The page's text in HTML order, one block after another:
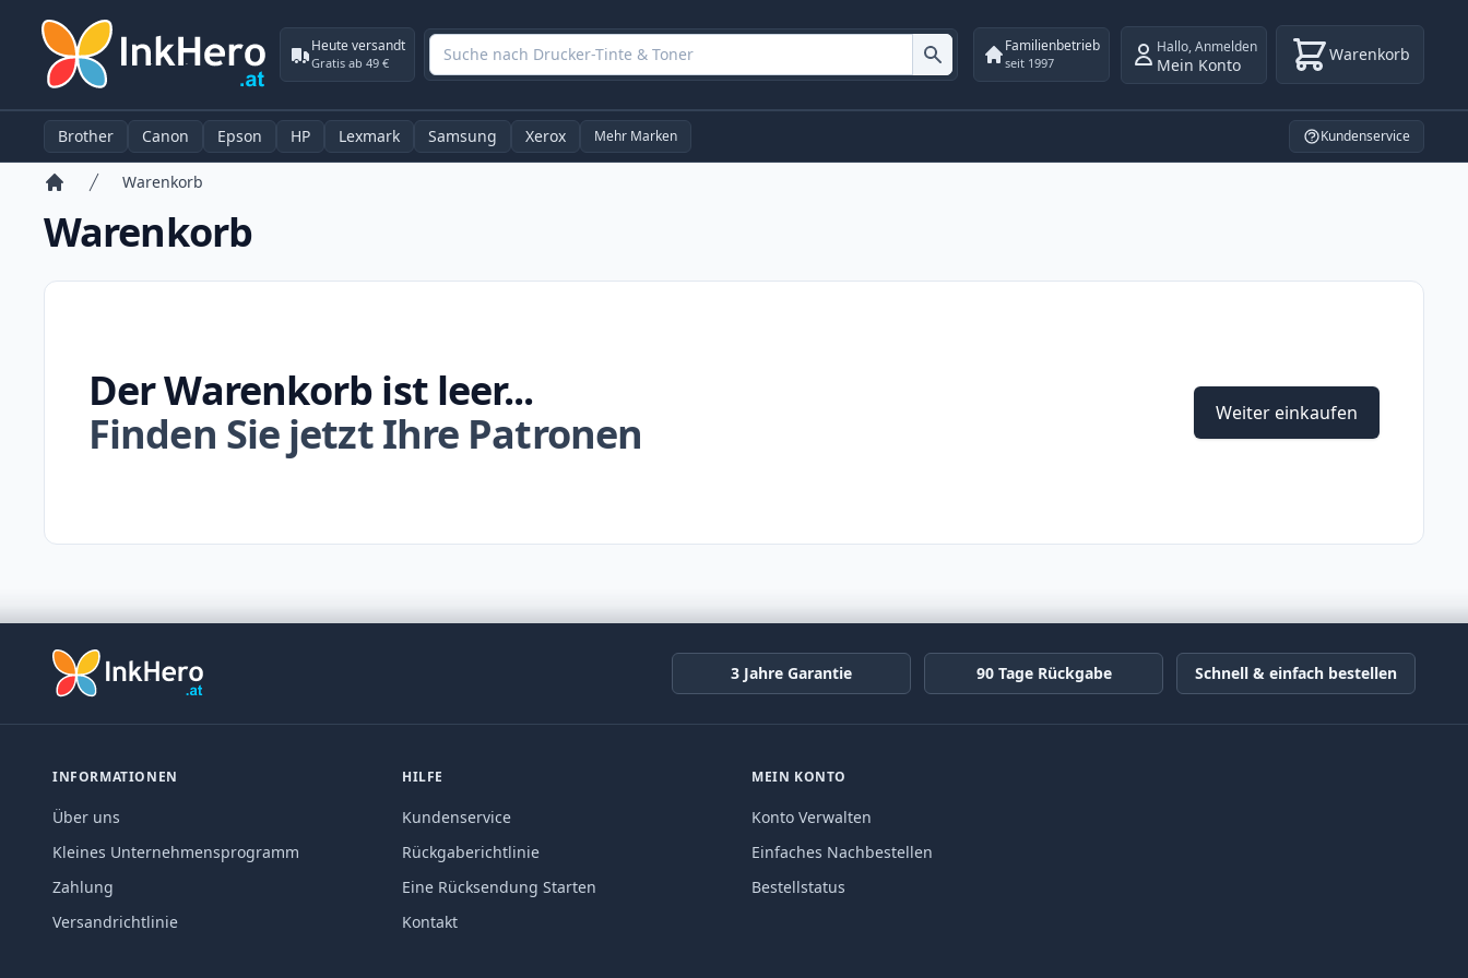
Heute versandt
Gratis ab 49 €
Familienbetrieb
seit 1997
Hallo,Anmelden
Mein Konto Warenkorb
Brother Canon Epson HP Lexmark Samsung Xerox Mehr Marken Kundenservice
Warenkorb
Warenkorb
Der Warenkorb ist leer...
Finden Sie jetzt Ihre Patronen
Weiter einkaufen
3 Jahre Garantie 90 Tage Rückgabe Schnell & einfach bestellen
INFORMATIONEN
Über uns
Kleines Unternehmensprogramm
Zahlung
Versandrichtlinie
HILFE
Kundenservice
Rückgaberichtlinie
Eine Rücksendung Starten
Kontakt
MEIN KONTO
Konto Verwalten
Einfaches Nachbestellen
Bestellstatus